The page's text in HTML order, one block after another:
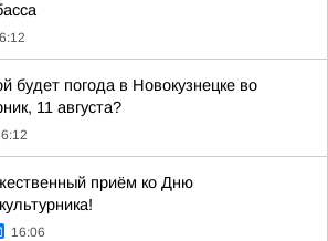
будет погода в Новокузнецке во
11 августа?
приём ко Дню
16:06